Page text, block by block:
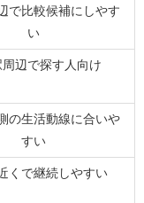
で比較候補にしやす
い
周辺で探す人向け
の生活動線に合いや
すい
くで継続しやすい